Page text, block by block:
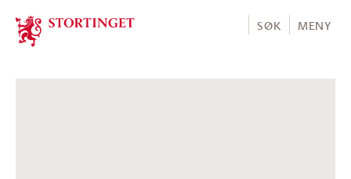
Stortinget.no
SØK MENY